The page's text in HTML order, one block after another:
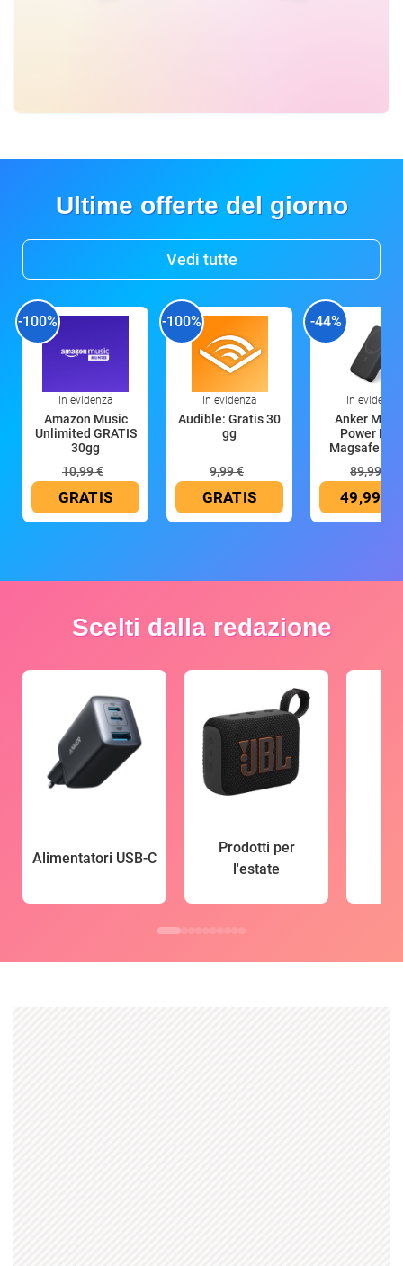
Ultime offerte del giorno
Vedi tutte
-100%
In evidenza
Amazon Music
Unlimited GRATIS
30gg
10,99 €
GRATIS
-100%
In evidenza
Audible: Gratis 30
gg
9,99 €
GRATIS
-44%
In evidenza
Anker
Power
Magsafe
89,99 €
49,99 €
Scelti dalla redazione
Alimentatori USB-C
Prodotti per
l'estate